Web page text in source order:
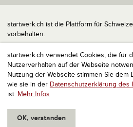
startwerk.ch verwendet Cookies, die für
Nutzerverhalten auf der Webseite
Nutzung der Webseite stimmen Sie dem
wie sie in der Datenschutzerklärung des
ist. Mehr Infos
OK, verstanden
startwerk.ch ist die Plattform für
vorbehalten.
Impressum
Kontakt
nach oben